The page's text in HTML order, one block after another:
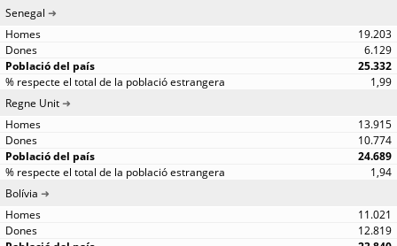
Senegal
19.203
6.129
25.332
1,99
Regne Unit
13.915
10.774
24.689
1,94
Bolívia
11.021
12.819